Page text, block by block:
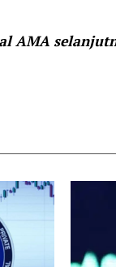
AMA